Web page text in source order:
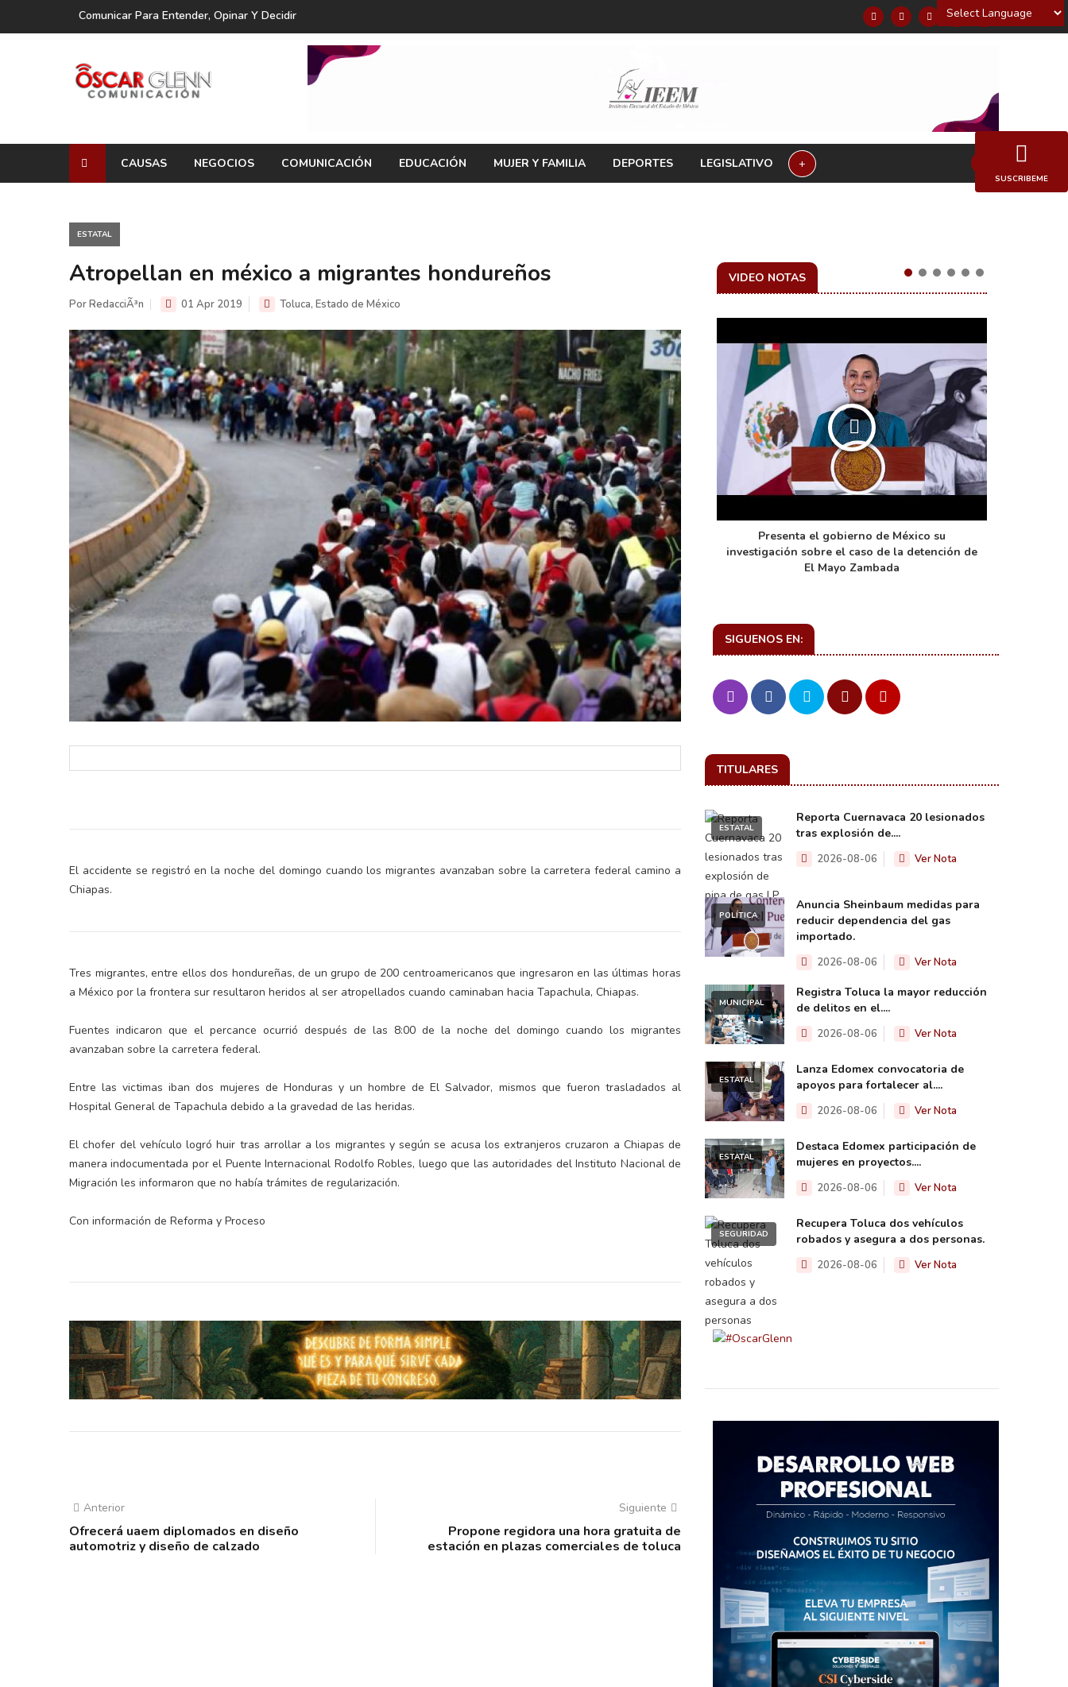
Powered by
Comunicar Para Entender, Opinar Y Decidir
CAUSAS NEGOCIOS COMUNICACIÓN EDUCACIÓN MUJER Y FAMILIA DEPORTES LEGISLATIVO +
ESTATAL
Atropellan en méxico a migrantes hondureños
Por RedacciÃ³n 01 Apr 2019 Toluca, Estado de México
El accidente se registró en la noche del domingo cuando los migrantes avanzaban sobre la carretera federal camino a
Chiapas.
Tres migrantes, entre ellos dos hondureñas, de un grupo de 200 centroamericanos que ingresaron en las últimas horas
a México por la frontera sur resultaron heridos al ser atropellados cuando caminaban hacia Tapachula, Chiapas.
Fuentes indicaron que el percance ocurrió después de las 8:00 de la noche del domingo cuando los migrantes
avanzaban sobre la carretera federal.
Entre las victimas iban dos mujeres de Honduras y un hombre de El Salvador, mismos que fueron trasladados al
Hospital General de Tapachula debido a la gravedad de las heridas.
El chofer del vehículo logró huir tras arrollar a los migrantes y según se acusa los extranjeros cruzaron a Chiapas de
manera indocumentada por el Puente Internacional Rodolfo Robles, luego que las autoridades del Instituto Nacional de
Migración les informaron que no había trámites de regularización.
Con información de Reforma y Proceso
Anterior
Ofrecerá uaem diplomados en diseño
automotriz y diseño de calzado
Siguiente
Propone regidora una hora gratuita de
estación en plazas comerciales de toluca
VIDEO NOTAS
en el ejercicio de sus
electorales
Y salió la propuesta de Reforma Electoral de
la Presidenta Sheinbaum
Informa el gobierno federal cómo fue el
operativo de captura de "El Mencho" y sus
reacciones en Jalisco
Presenta el gobierno de México su
investigación sobre el caso de la detención de
El Mayo Zambada
SIGUENOS EN:
TITULARES
ESTATAL
Reporta Cuernavaca 20 lesionados
tras explosión de....
2026-08-06 Ver Nota
POLÍTICA
Anuncia Sheinbaum medidas para
reducir dependencia del gas
importado.
2026-08-06 Ver Nota
MUNICIPAL
Registra Toluca la mayor reducción
de delitos en el....
2026-08-06 Ver Nota
ESTATAL
Lanza Edomex convocatoria de
apoyos para fortalecer al....
2026-08-06 Ver Nota
ESTATAL
Destaca Edomex participación de
mujeres en proyectos....
2026-08-06 Ver Nota
SEGURIDAD
Recupera Toluca dos vehículos
robados y asegura a dos personas.
2026-08-06 Ver Nota
SUSCRIBEME